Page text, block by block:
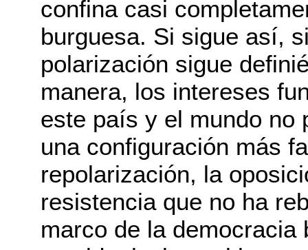
confina casi
burguesa. Si sigue así,
polarización sigue
manera, los intereses
este país y el mundo no
una configuración más
repolarización, la
resistencia que no ha
marco de la